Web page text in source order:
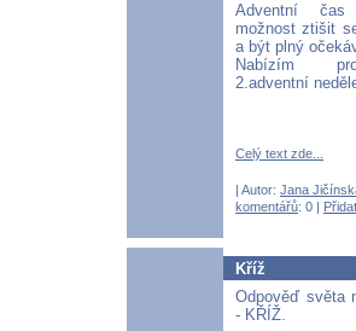
Adventní
možnost ztišit
a být plný
Nabízím
2.adventní
Celý text zde...
| Autor: Jana
komentářů: 0 |
Kříž
Odpověď světa
- KŘÍŽ.